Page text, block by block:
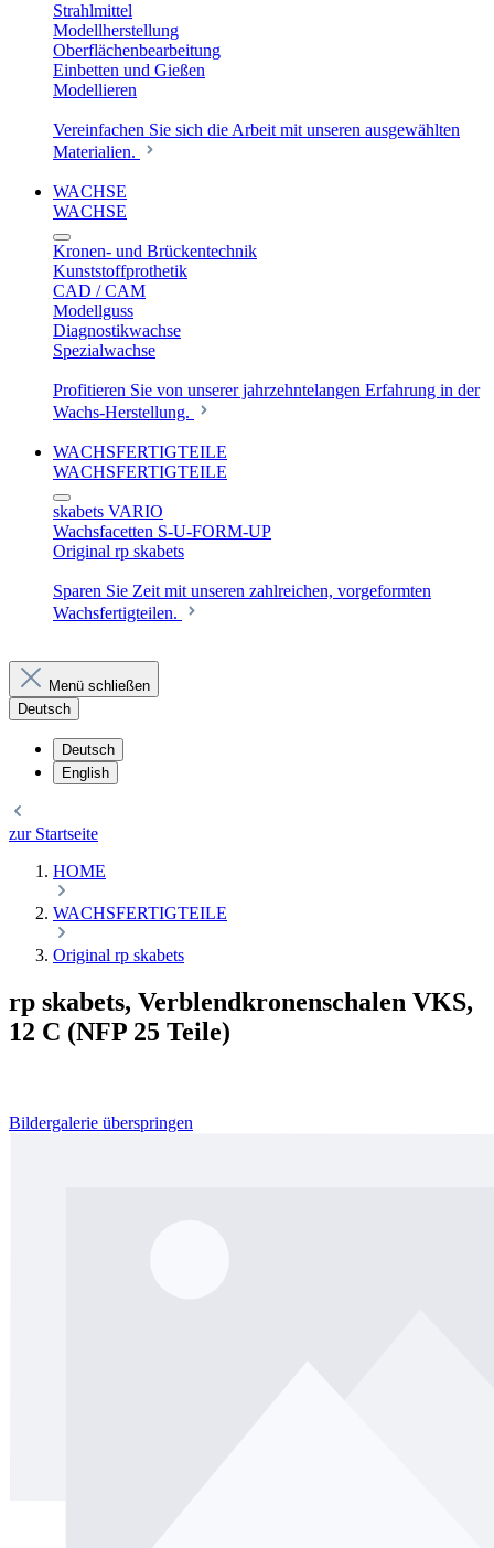
Strahlmittel
Modellherstellung
Oberflächenbearbeitung
Einbetten und Gießen
Modellieren
Vereinfachen Sie sich die Arbeit mit unseren ausgewählten
Materialien.
WACHSE
WACHSE
Kronen- und Brückentechnik
Kunststoffprothetik
CAD / CAM
Modellguss
Diagnostikwachse
Spezialwachse
Profitieren Sie von unserer jahrzehntelangen Erfahrung in der
Wachs-Herstellung.
WACHSFERTIGTEILE
WACHSFERTIGTEILE
skabets VARIO
Wachsfacetten S-U-FORM-UP
Original rp skabets
Sparen Sie Zeit mit unseren zahlreichen, vorgeformten
Wachsfertigteilen.
Menü schließen
Deutsch
Deutsch
English
zur Startseite
HOME
WACHSFERTIGTEILE
Original rp skabets
rp skabets, Verblendkronenschalen VKS,
12 C (NFP 25 Teile)
Bildergalerie überspringen